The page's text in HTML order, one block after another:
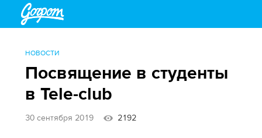
НОВОСТИ
Посвящение в студенты
в Tele-club
30 сентября 2019 2192